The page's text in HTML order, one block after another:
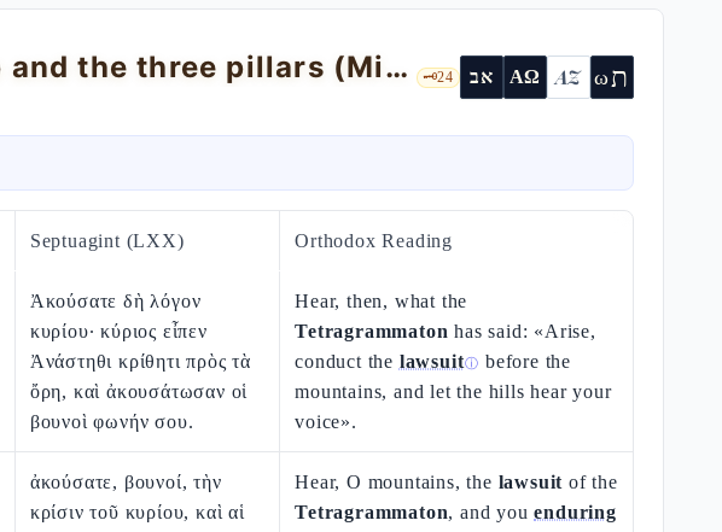
Micah 6 — the prophetic rib and the three pillars (Mi 6,8) 🗝️24 אב ΑΩ AZ ωת
Septuagint (LXX) Orthodox Reading
Ἀκούσατε δὴ λόγον
κυρίου· κύριος εἶπεν
Ἀνάστηθι κρίθητι πρὸς τὰ
ὄρη, καὶ ἀκουσάτωσαν οἱ
βουνοὶ φωνήν σου.
Hear, then, what the
Tetragrammaton has said: «Arise,
conduct the lawsuitⓘ before the
mountains, and let the hills hear your
voice».
ἀκούσατε, βουνοί, τὴν
κρίσιν τοῦ κυρίου, καὶ αἱ
Hear, O mountains, the lawsuit of the
Tetragrammaton, and youenduring